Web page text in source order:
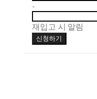
-
재입고 시 알림
신청하기